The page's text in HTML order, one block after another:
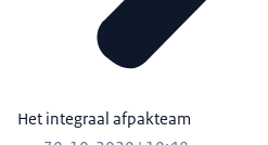
Het integraal afpakteam